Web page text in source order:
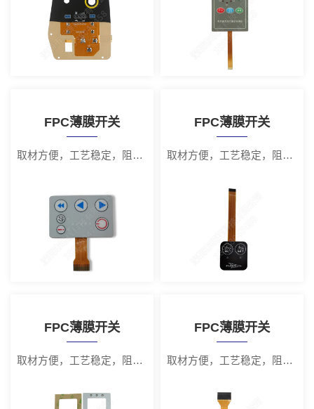
FPC薄膜开关
取材方便，工艺稳定，阻值低
FPC薄膜开关
取材方便，工艺稳定，阻值低
FPC薄膜开关
取材方便，工艺稳定，阻值低
FPC薄膜开关
取材方便，工艺稳定，阻值低